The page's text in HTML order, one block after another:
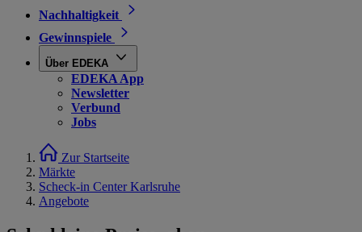
Nachhaltigkeit
Gewinnspiele
Über EDEKA
EDEKA App
Newsletter
Verbund
Jobs
Zur Startseite
Märkte
Scheck-in Center Karlsruhe
Angebote